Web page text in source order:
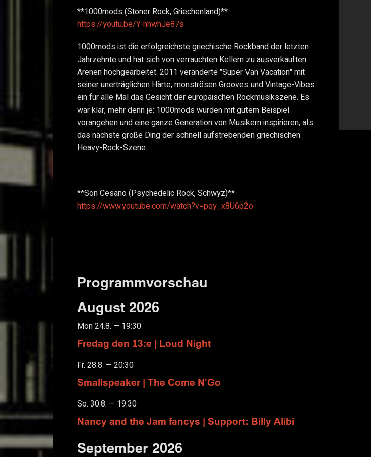
**1000mods (Stoner Rock, Griechenland)**
https://youtu.be/Y-hhwhJe87s
1000mods ist die erfolgreichste griechische Rockband der letzten
Jahrzehnte und hat sich von verrauchten Kellern zu ausverkauften
Arenen hochgearbeitet. 2011 veränderte "Super Van Vacation" mit
seiner unerträglichen Härte, monströsen Grooves und Vintage-Vibes
ein für alle Mal das Gesicht der europäischen Rockmusikszene. Es
war klar, mehr denn je: 1000mods würden mit gutem Beispiel
vorangehen und eine ganze Generation von Musikern inspirieren, als
das nächste große Ding der schnell aufstrebenden griechischen
Heavy-Rock-Szene.
**Son Cesano (Psychedelic Rock, Schwyz)**
https://www.youtube.com/watch?v=pqy_x8U6p2o
Programmvorschau
August 2026
Mon 24.8. — 19:30
Fredag den 13:e | Loud Night
Fr. 28.8. — 20:30
Smallspeaker | The Come N'Go
So. 30.8. — 19:30
Nancy and the Jam fancys | Support: Billy Alibi
September 2026